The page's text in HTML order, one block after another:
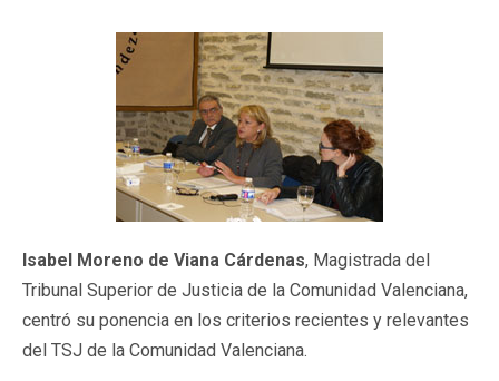
Isabel Moreno de Viana Cárdenas, Magistrada del
Tribunal Superior de Justicia de la Comunidad Valenciana,
centró su ponencia en los criterios recientes y relevantes
del TSJ de la Comunidad Valenciana.